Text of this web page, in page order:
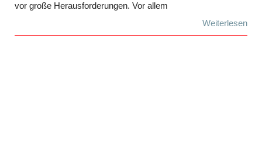
vor große Herausforderungen. Vor allem
Weiterlesen